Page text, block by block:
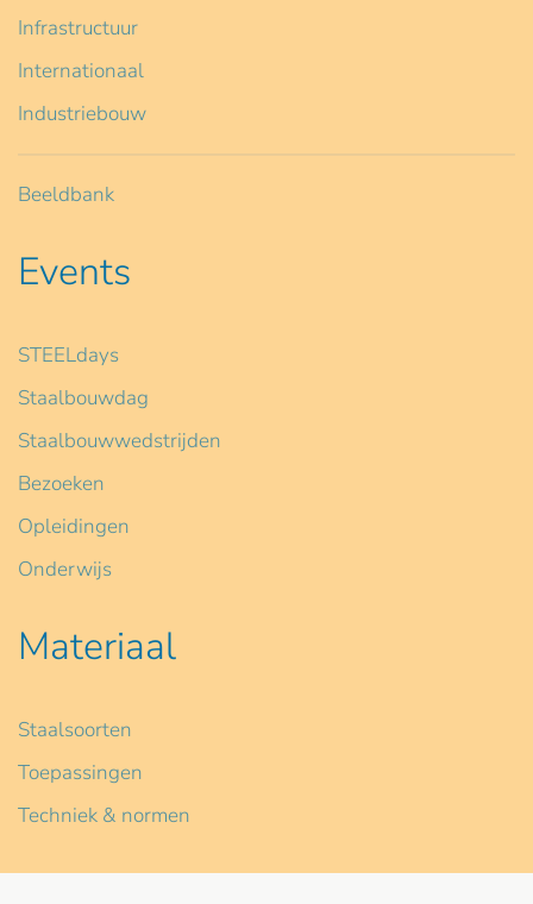
Infrastructuur
Internationaal
Industriebouw
Beeldbank
Events
STEELdays
Staalbouwdag
Staalbouwwedstrijden
Bezoeken
Opleidingen
Onderwijs
Materiaal
Staalsoorten
Toepassingen
Techniek & normen